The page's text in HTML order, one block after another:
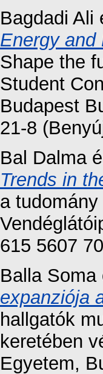
Bagdadi Ali
Energy and
Shape the
Student
Budapest
21-8
Bal Dalma
Trends in
a
615 5607
Balla Soma
expanziója
hallgatók
keretében
Egyetem,